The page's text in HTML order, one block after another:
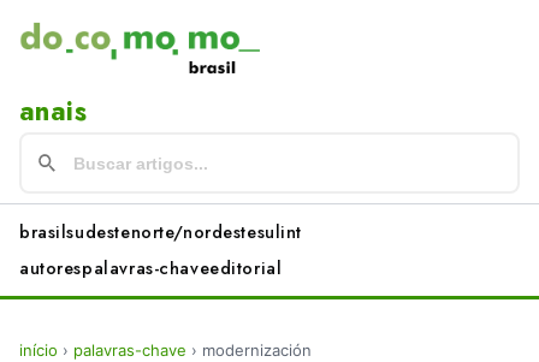
anais
brasilsudestenorte/nordestesulint
autorespalavras-chaveeditorial
início › palavras-chave › modernización